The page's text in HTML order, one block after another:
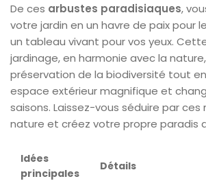
De ces arbustes paradisiaques,
votre jardin en un havre de paix pour
un tableau vivant pour vos yeux.
jardinage, en harmonie avec la
préservation de la biodiversité tout
espace extérieur magnifique et
saisons. Laissez-vous séduire par ces
nature et créez votre propre paradis
Idées
principales
Détails